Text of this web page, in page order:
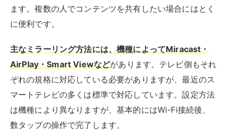
ミラーリ
対応機器 特徴
• Windowsパソコン
• 対応スマートテレ
ビ
した直接接続
• フルHD対応
AirPlay
• iPhone/iPad
• Macパソコン
• 対応スマートテレ
• Appleの独自規格
• HomeKitと連携可